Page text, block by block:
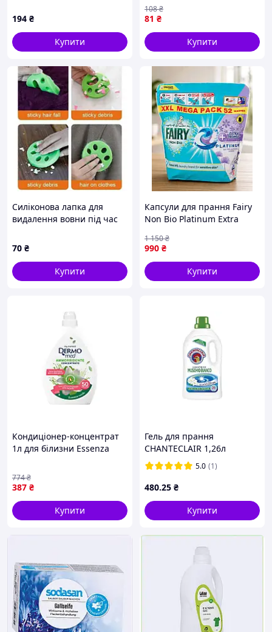
194 ₴
Купити
білизни 300 г
(8006540512159)-Гарантія!
81 ₴
108₴
Купити
Силіконова лапка для
видалення вовни під час
70 ₴
Купити
Капсули для прання Fairy
Non Bio Platinum Extra
універсальні, для чутливої
шкіри
990 ₴
1 150₴
Купити
Кондиціонер-концентрат
1л для білизни Essenza
387 ₴
774₴
Купити
Гель для прання
CHANTECLAIR 1,26л
Muschio Bianco БІЛИЙ
МУСКУС
5.0 (1)
480.25 ₴
Купити